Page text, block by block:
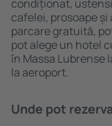
condiționat,
cafelei, prosoape
parcare gratuită,
pot alege un hotel
în Massa Lubrense
la aeroport.
Unde pot